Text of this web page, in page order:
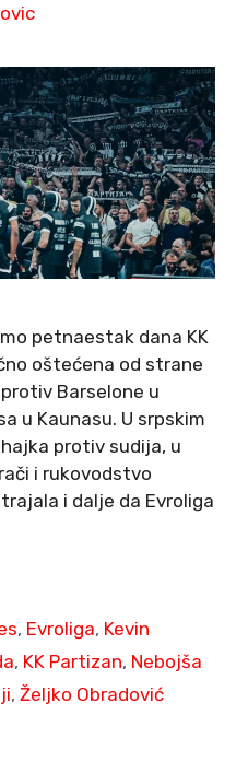
petnaestak dana KK
oštećena od strane
Barselone u
u Kaunasu. U srpskim
protiv sudija, u
i rukovodstvo
i dalje da Evroliga
, Evroliga, Kevin
, KK Partizan, Nebojša
, Željko Obradović